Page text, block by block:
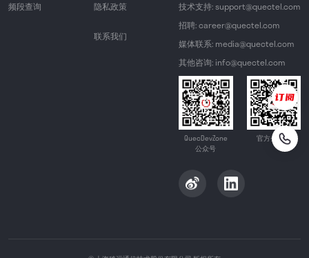
频段查询
隐私政策
联系我们
技术支持: support@quectel.com
招聘: career@quectel.com
媒体联系: media@quectel.com
其他咨询: info@quectel.com
QuecDevZone
公众号
官方公众号